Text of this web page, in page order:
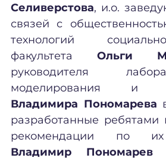
Селиверстова, и.о.
связей с
технологий социально-
факультетаОльги
руководителя
моделирования и
Владимира Пономарева
разработанные ребятами
рекомендации по их
Владимир Пономарев